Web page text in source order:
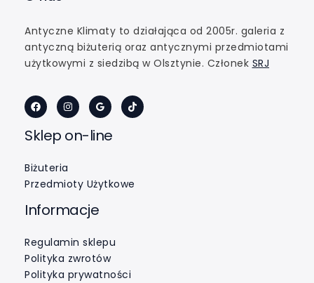
Antyczne Klimaty to działająca od 2005r. galeria z
antyczną biżuterią oraz antycznymi przedmiotami
użytkowymi z siedzibą w Olsztynie. Członek SRJ
Sklep on-line
Biżuteria
Przedmioty Użytkowe
Informacje
Regulamin sklepu
Polityka zwrotów
Polityka prywatności